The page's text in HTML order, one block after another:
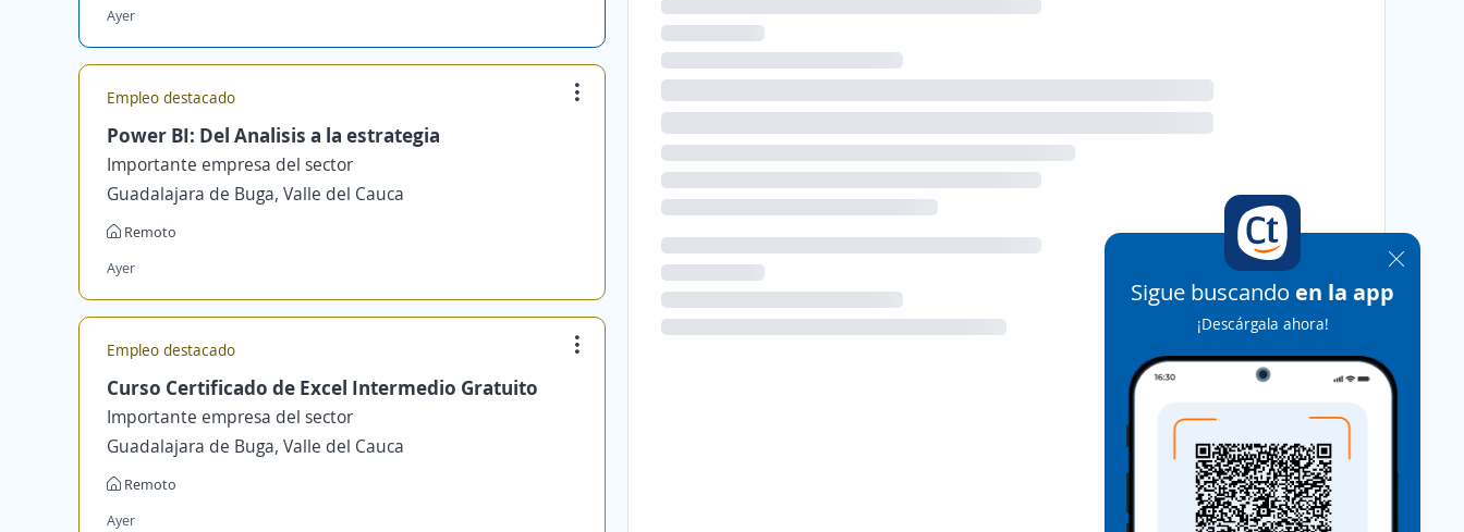
Ayer
Empleo destacado
Power BI: Del Analisis a la estrategia
Importante empresa del sector
Guadalajara de Buga, Valle del Cauca
Remoto
Ayer
Empleo destacado
Curso Certificado de Excel Intermedio Gratuito
Importante empresa del sector
Guadalajara de Buga, Valle del Cauca
Remoto
Ayer
Sigue buscando en la app
¡Descárgala ahora!